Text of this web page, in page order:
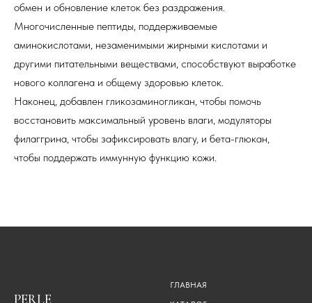
обмен и обновление клеток без раздражения.
Многочисленные пептиды, поддерживаемые
аминокислотами, незаменимыми жирными кислотами и
другими питательными веществами, способствуют выработке
нового коллагена и общему здоровью клеток.
Наконец, добавлен гликозаминогликан, чтобы помочь
восстановить максимальный уровень влаги, модуляторы
филаггрина, чтобы зафиксировать влагу, и бета-глюкан,
чтобы поддержать иммунную функцию кожи.
PERLE
ГЛАВНАЯ